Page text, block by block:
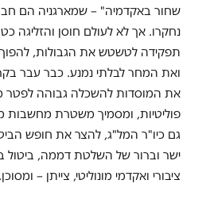
שחור באקדמיה" – שמארגניה הם
נחקרו. אך לא לעולם חוסן והזליגה
תפקידה לטשטש את הגבולות, להפוך
ואת המחר לבלתי נמנע. כבר עבר
את המוסדות להשכלה גבוהה לפטר
פוליטיות, ומסמיך משטרת
גם כיו"ר המל"ג, להצר את חופש
ישר וברור של השלטת דממה, ביטול
ציבורי ואקדמי מונוליטי, צייתן – ומסוכן.